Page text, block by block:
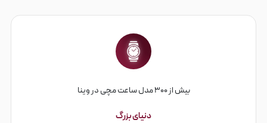
بیش از ۳۰۰ مدل ساعت مچی در وینا
دنیای بزرگ